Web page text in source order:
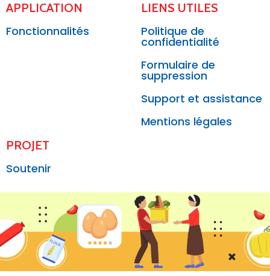
APPLICATION
Fonctionnalités
LIENS UTILES
Politique de
confidentialité
Formulaire de
suppression
Support et assistance
Mentions légales
PROJET
Soutenir